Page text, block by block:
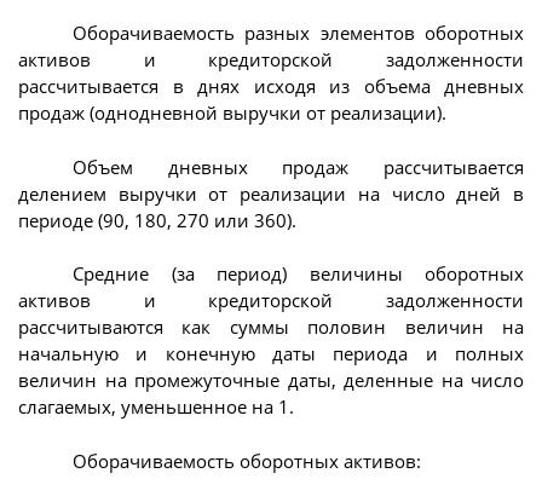
Оборачиваемость разных элементов оборотных
активов и кредиторской задолженности
рассчитывается в днях исходя из объема дневных
продаж (однодневной выручки от реализации).
Объем дневных продаж рассчитывается
делением выручки от реализации на число дней в
периоде (90, 180, 270 или 360).
Средние (за период) величины оборотных
активов и кредиторской задолженности
рассчитываются как суммы половин величин на
начальную и конечную даты периода и полных
величин на промежуточные даты, деленные на число
слагаемых, уменьшенное на 1.
Оборачиваемость оборотных активов: